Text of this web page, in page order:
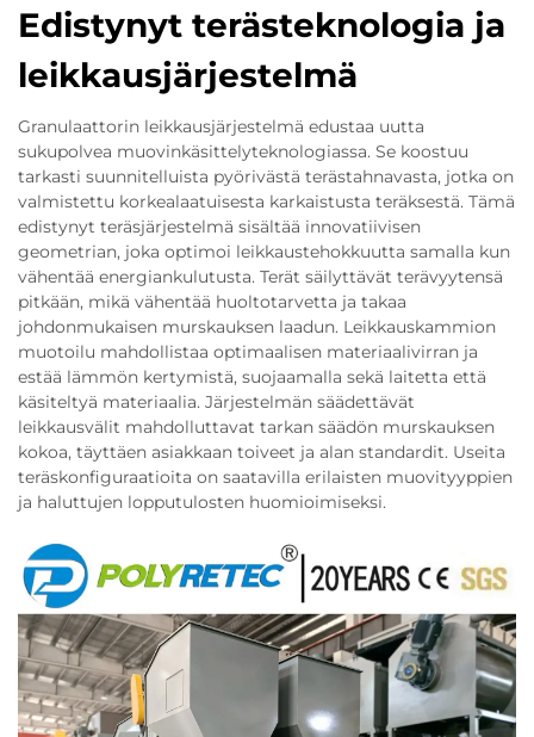
Edistynyt terästeknologia ja
leikkausjärjestelmä
Granulaattorin leikkausjärjestelmä edustaa uutta
sukupolvea muovinkäsittelyteknologiassa. Se koostuu
tarkasti suunnitelluista pyörivästä terästahnavasta, jotka on
valmistettu korkealaatuisesta karkaistusta teräksestä. Tämä
edistynyt teräsjärjestelmä sisältää innovatiivisen
geometrian, joka optimoi leikkaustehokkuutta samalla kun
vähentää energiankulutusta. Terät säilyttävät terävyytensä
pitkään, mikä vähentää huoltotarvetta ja takaa
johdonmukaisen murskauksen laadun. Leikkauskammion
muotoilu mahdollistaa optimaalisen materiaalivirran ja
estää lämmön kertymistä, suojaamalla sekä laitetta että
käsiteltyä materiaalia. Järjestelmän säädettävät
leikkausvälit mahdolluttavat tarkan säädön murskauksen
kokoa, täyttäen asiakkaan toiveet ja alan standardit. Useita
teräskonfiguraatioita on saatavilla erilaisten muovityyppien
ja haluttujen lopputulosten huomioimiseksi.